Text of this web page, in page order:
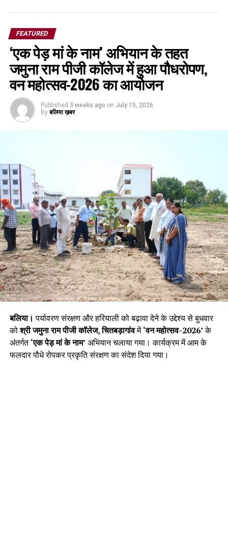
FEATURED
‘एक पेड़ मां के नाम’ अभियान के तहत
जमुना राम पीजी कॉलेज में हुआ पौधरोपण,
वन महोत्सव-2026 का आयोजन
Published 3 weeks ago on July 15, 2026
By बलिया ख़बर
बलिया। पर्यावरण संरक्षण और हरियाली को बढ़ावा देने के उद्देश्य से बुधवार
कोश्री जमुना राम पीजी कॉलेज, चितबड़ागांवमें‘वन महोत्सव-2026’के
अंतर्गत‘एक पेड़ मां के नाम’ अभियान चलाया गया। कार्यक्रम में आम के
फलदार पौधे रोपकर प्रकृति संरक्षण का संदेश दिया गया।